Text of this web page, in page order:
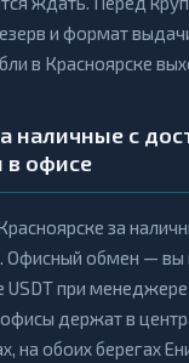
и формат
в Красноярске
наличные с
в офисе
за
Офисный обмен — вы
USDT при менеджере
держат в
на обоих берегах